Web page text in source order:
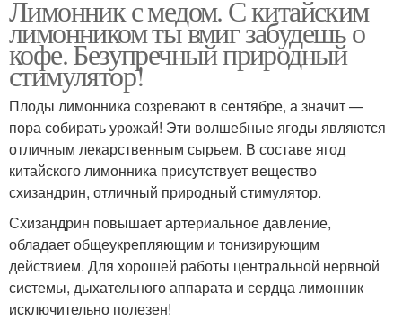
Лимонник с медом. С китайским
лимонником ты вмиг забудешь о
кофе. Безупречный природный
стимулятор!
Плоды лимонника созревают в сентябре, а значит —
пора собирать урожай! Эти волшебные ягоды являются
отличным лекарственным сырьем. В составе ягод
китайского лимонника присутствует вещество
схизандрин, отличный природный стимулятор.
Схизандрин повышает артериальное давление,
обладает общеукрепляющим и тонизирующим
действием. Для хорошей работы центральной нервной
системы, дыхательного аппарата и сердца лимонник
исключительно полезен!